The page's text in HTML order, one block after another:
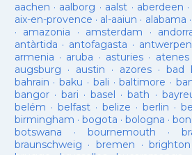
aachen · aalborg · aalst · aberdeen ·
aix-en-provence · al-aaiun · alabama ·
· amazonia · amsterdam ·
antàrtida · antofagasta · antwerpen
armenia · aruba · asturies· atenes
augsburg · austin · azores·bad
bahrain ·baku · bali ·baltimore ·
bangor· bari ·basel ·bath ·
belém · belfast· belize · berlin ·
birmingham · bogota · bologna ·
botswana · bournemouth ·
braunschweig · bremen ·brighton